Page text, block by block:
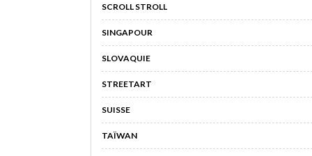
SCROLL STROLL
SINGAPOUR
SLOVAQUIE
STREETART
SUISSE
TAÏWAN